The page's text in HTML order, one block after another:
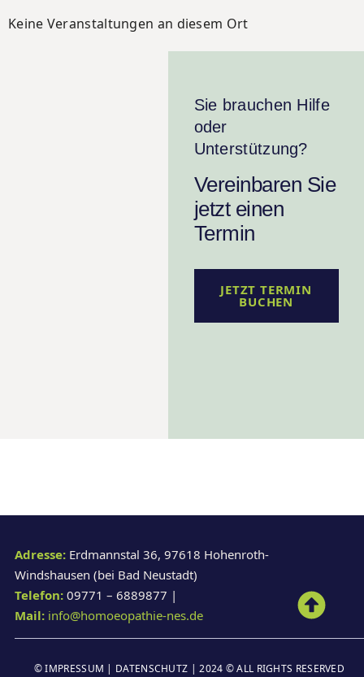
Keine Veranstaltungen an diesem Ort
Sie brauchen Hilfe
oder
Unterstützung?
Vereinbaren Sie
jetzt einen
Termin
JETZT TERMIN
BUCHEN
Adresse: Erdmannstal 36, 97618 Hohenroth-
Windshausen (bei Bad Neustadt)
Telefon: 09771 – 6889877 |
Mail: info@homoeopathie-nes.de
©IMPRESSUM | DATENSCHUTZ | 2024 © ALL RIGHTS RESERVED